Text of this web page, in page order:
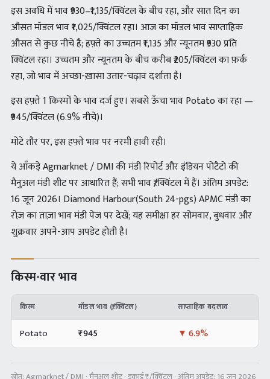
इस अवधि में भाव ₹930–₹1,135/क्विंटल के बीच रहा, और सात दिन का
औसत मॉडल भाव ₹1,025/क्विंटल रहा। आज का मॉडल भाव साप्ताहिक
औसत से कुछ नीचे है; हफ़्ते का उच्चतम ₹1,135 और न्यूनतम ₹930 प्रति
क्विंटल रहा। उच्चतम और न्यूनतम के बीच करीब ₹205/क्विंटल का फ़र्क
रहा, जो भाव में अच्छा-ख़ासा उतार-चढ़ाव दर्शाता है।
इस हफ़्ते 1 किस्मों के भाव दर्ज हुए। सबसे ऊँचा भाव Potato का रहा —
₹945/क्विंटल (6.9% नीचे)।
मोटे तौर पर, इस हफ़्ते भाव पर नरमी हावी रही।
ये आँकड़े Agmarknet / DMI की मंडी रिपोर्ट और इंडियन पोटैटो की
मैनुअल मंडी शीट पर आधारित हैं; सभी भाव ₹/क्विंटल में हैं। अंतिम अपडेट:
16 जून 2026। Diamond Harbour(South 24-pgs) APMC मंडी का
रोज़ का ताज़ा भाव मंडी पेज पर देखें; यह समीक्षा हर सोमवार, बुधवार और
शुक्रवार अपने-आप अपडेट होती है।
किस्म-वार भाव
किस्म मॉडल भाव (₹/क्विंटल) साप्ताहिक बदलाव
Potato ₹945 ▼ 6.9%